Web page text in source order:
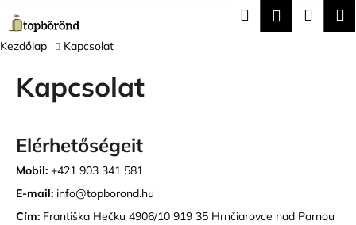
tartalomhoz
Keresés Kosár
Kezdőlap Kapcsolat
Kapcsolat
Elérhetőségeit
Mobil: +421 903 341 581
E-mail: info@topborond.hu
Cím: Františka Hečku 4906/10 919 35 Hrnčiarovce nad Parnou
o
s
Vissza
Vissza
M
k
e
r
e